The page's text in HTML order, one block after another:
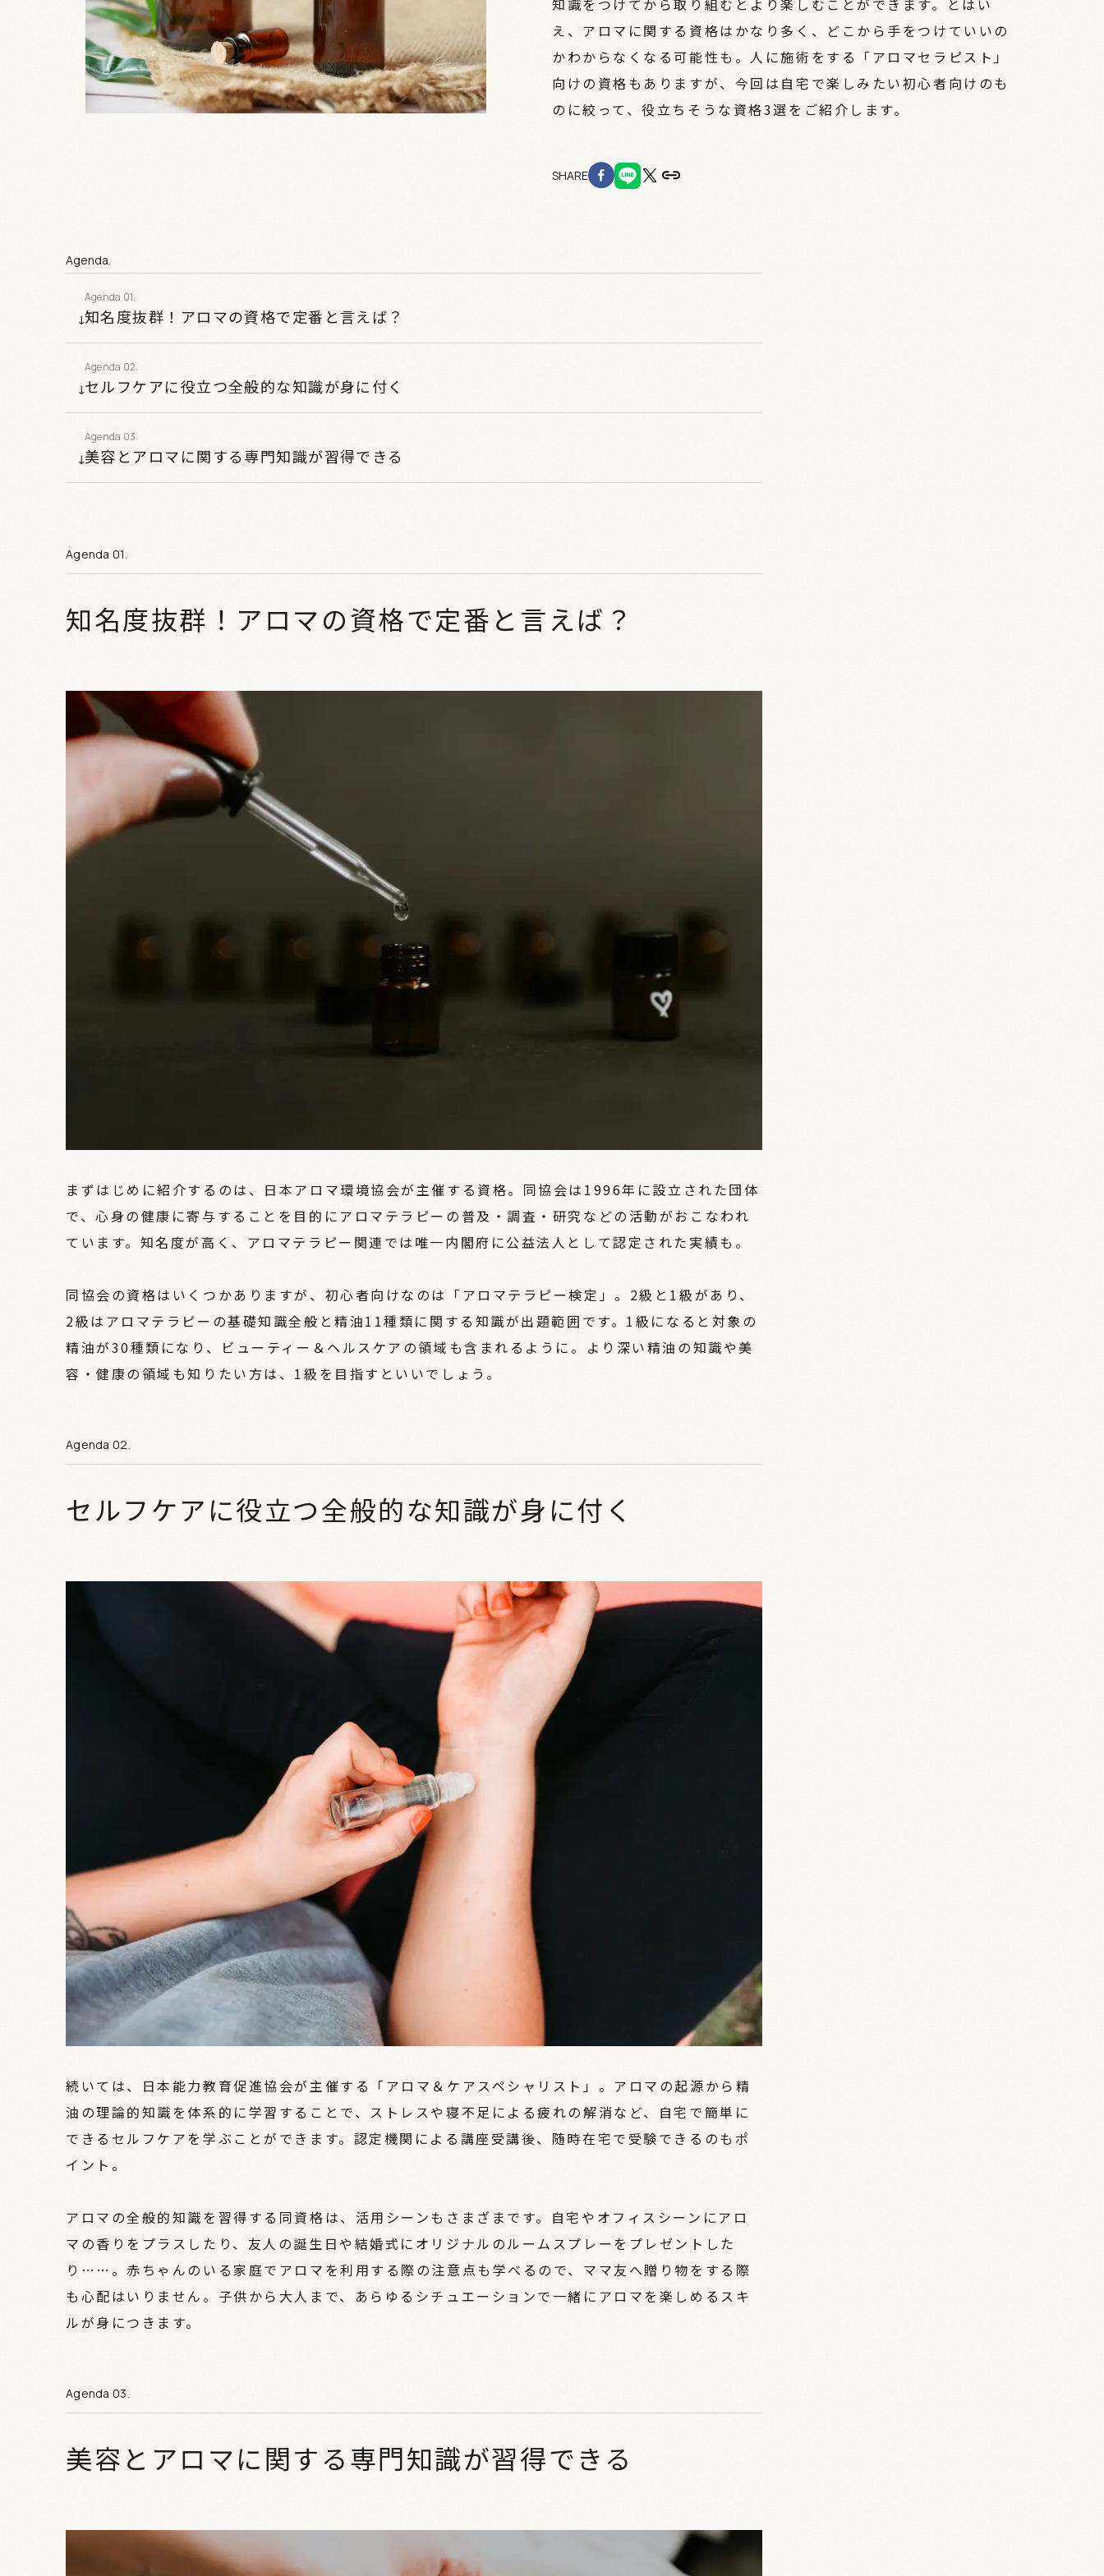
知識をつけてから取り組むとより楽しむことができます。とはい
え、アロマに関する資格はかなり多く、どこから手をつけていいの
かわからなくなる可能性も。人に施術をする「アロマセラピスト」
向けの資格もありますが、今回は自宅で楽しみたい初心者向けのも
のに絞って、役立ちそうな資格3選をご紹介します。
SHARE
Agenda.
知名度抜群！アロマの資格で定番と言えば？
セルフケアに役立つ全般的な知識が身に付く
美容とアロマに関する専門知識が習得できる
知名度抜群！アロマの資格で定番と言えば？
まずはじめに紹介するのは、日本アロマ環境協会が主催する資格。同協会は1996年に設立された団体
で、心身の健康に寄与することを目的にアロマテラピーの普及・調査・研究などの活動がおこなわれ
ています。知名度が高く、アロマテラピー関連では唯一内閣府に公益法人として認定された実績も。
同協会の資格はいくつかありますが、初心者向けなのは「アロマテラピー検定」。2級と1級があり、
2級はアロマテラピーの基礎知識全般と精油11種類に関する知識が出題範囲です。1級になると対象の
精油が30種類になり、ビューティー＆ヘルスケアの領域も含まれるように。より深い精油の知識や美
容・健康の領域も知りたい方は、1級を目指すといいでしょう。
セルフケアに役立つ全般的な知識が身に付く
続いては、日本能力教育促進協会が主催する「アロマ＆ケアスペシャリスト」。アロマの起源から精
油の理論的知識を体系的に学習することで、ストレスや寝不足による疲れの解消など、自宅で簡単に
できるセルフケアを学ぶことができます。認定機関による講座受講後、随時在宅で受験できるのもポ
イント。
アロマの全般的知識を習得する同資格は、活用シーンもさまざまです。自宅やオフィスシーンにアロ
マの香りをプラスしたり、友人の誕生日や結婚式にオリジナルのルームスプレーをプレゼントした
り……。赤ちゃんのいる家庭でアロマを利用する際の注意点も学べるので、ママ友へ贈り物をする際
も心配はいりません。子供から大人まで、あらゆるシチュエーションで一緒にアロマを楽しめるスキ
ルが身につきます。
美容とアロマに関する専門知識が習得できる